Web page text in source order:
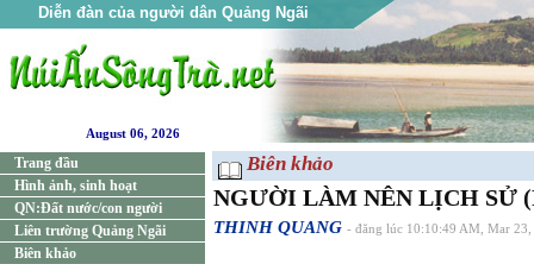
Diễn đàn của người dân Quảng Ngãi
August 06, 2026
Trang đầu
Hình ảnh, sinh hoạt
QN:Đất nước/con người
Liên trường Quảng Ngãi
Biên khảo
Biên khảo
NGƯỜI LÀM NÊN LỊCH SỬ
THINH QUANG - đăng lúc 10:10:49 AM, Mar 23,